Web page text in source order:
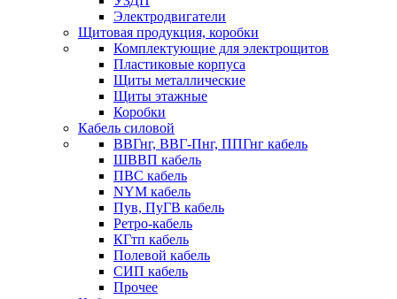
Электродвигатели
Щитовая продукция, коробки
Комплектующие для электрощитов
Пластиковые корпуса
Щиты металлические
Щиты этажные
Коробки
Кабель силовой
ВВГнг, ВВГ-Пнг, ППГнг кабель
ШВВП кабель
ПВС кабель
NYM кабель
Пув, ПуГВ кабель
Ретро-кабель
КГтп кабель
Полевой кабель
СИП кабель
Прочее